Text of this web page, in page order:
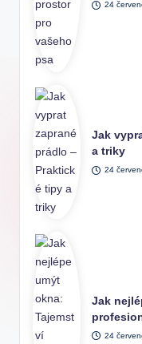
24
Jak
a triky
24
Jak
24